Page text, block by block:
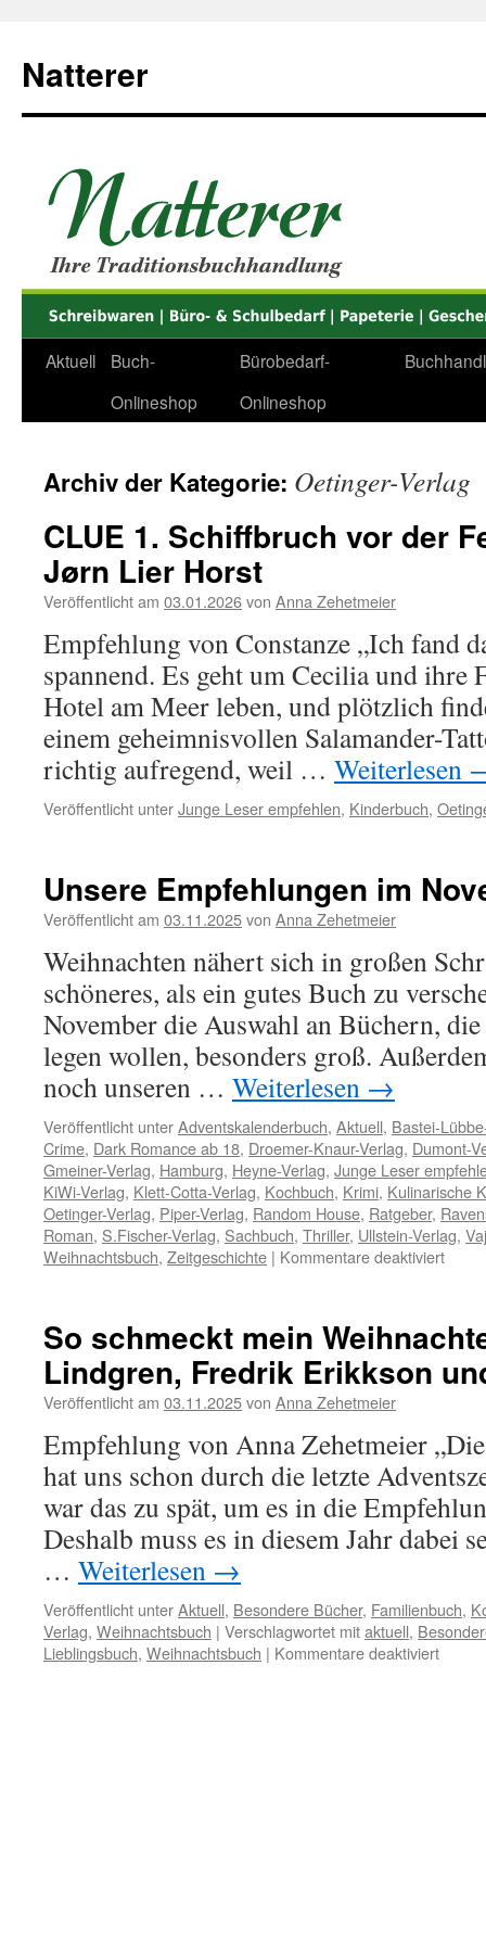
springen
Natterer
Aktuell
Buch-
Onlineshop
Bürobedarf-
Onlineshop
Archiv der Kategorie: Oetinger-Verlag
CLUE 1. Schiffbruch vor der
Jørn Lier Horst
Veröffentlicht am 03.01.2026von Anna Zehetmeier
Empfehlung von Constanze „Ich fand
spannend. Es geht um Cecilia und ihre
Hotel am Meer leben, und plötzlich
einem geheimnisvollen Salamander-
richtig aufregend, weil … Weiterlesen
Veröffentlicht unterJunge Leser empfehlen, Kinderbuch,
Unsere Empfehlungen im
Veröffentlicht am 03.11.2025von Anna Zehetmeier
Weihnachten nähert sich in großen
schöneres, als ein gutes Buch zu
November die Auswahl an Büchern,
legen wollen, besonders groß.
noch unseren … Weiterlesen →
Veröffentlicht unterAdventskalenderbuch, Aktuell, Bastei-
Crime, Dark Romance ab 18, Droemer-Knaur-Verlag, Dumont-
Gmeiner-Verlag, Hamburg, Heyne-Verlag, Junge Leser
KiWi-Verlag, Klett-Cotta-Verlag, Kochbuch, Krimi, Kulinarische
Oetinger-Verlag, Piper-Verlag, Random House, Ratgeber,
Roman, S.Fischer-Verlag, Sachbuch, Thriller, Ullstein-Verlag,
Weihnachtsbuch, Zeitgeschichte | Kommentare deaktiviertfür
So schmeckt mein
Lindgren, Fredrik Erikkson
Veröffentlicht am 03.11.2025von Anna Zehetmeier
Empfehlung von Anna Zehetmeier
hat uns schon durch die letzte
war das zu spät, um es in die
Deshalb muss es in diesem Jahr dabei
… Weiterlesen →
Veröffentlicht unterAktuell, Besondere Bücher, Familienbuch,
Verlag, Weihnachtsbuch | Verschlagwortet mitaktuell,
Lieblingsbuch, Weihnachtsbuch | Kommentare deaktiviertfür